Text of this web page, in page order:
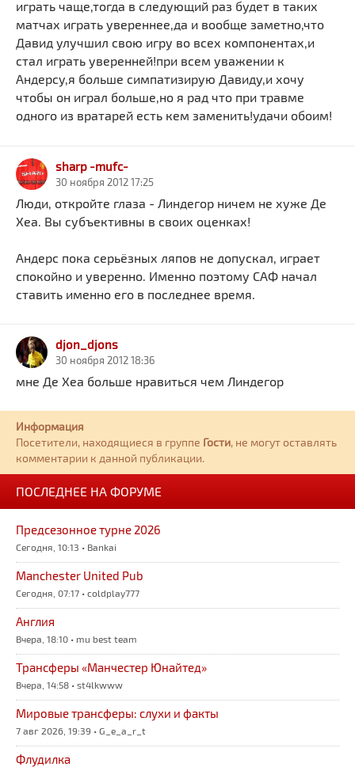
играть чаще,тогда в следующий раз будет в таких
матчах играть увереннее,да и вообще заметно,что
Давид улучшил свою игру во всех компонентах,и
стал играть уверенней!при всем уважении к
Андерсу,я больше симпатизирую Давиду,и хочу
чтобы он играл больше,но я рад что при травме
одного из вратарей есть кем заменить!удачи обоим!
sharp -mufc-
30 ноября 2012 17:25
Люди, откройте глаза - Линдегор ничем не хуже Де
Хеа. Вы субъективны в своих оценках!
Андерс пока серьёзных ляпов не допускал, играет
спокойно и уверенно. Именно поэтому САФ начал
ставить именно его в последнее время.
djon_djons
30 ноября 2012 18:36
мне Де Хеа больше нравиться чем Линдегор
Информация
Посетители, находящиеся в группе Гости, не могут оставлять
комментарии к данной публикации.
ПОСЛЕДНЕЕ НА ФОРУМЕ
Предсезонное турне 2026
Сегодня, 10:13 • Bankai
Manchester United Pub
Сегодня, 07:17 • coldplay777
Англия
Вчера, 18:10 • mu best team
Трансферы «Манчестер Юнайтед»
Вчера, 14:58 • st4lkwww
Мировые трансферы: слухи и факты
7 авг 2026, 19:39 • G_e_a_r_t
Флудилка